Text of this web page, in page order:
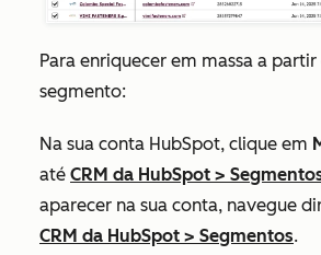
Para enriquecer em massa a
segmento:
Na sua conta HubSpot, clique em
até CRM da HubSpot >
aparecer na sua conta, navegue
CRM da HubSpot > Segmentos.